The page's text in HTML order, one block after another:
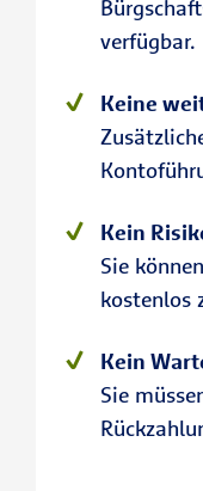
verfügbar.
Keine
Kein
Sie
kostenlos
Kein
Sie